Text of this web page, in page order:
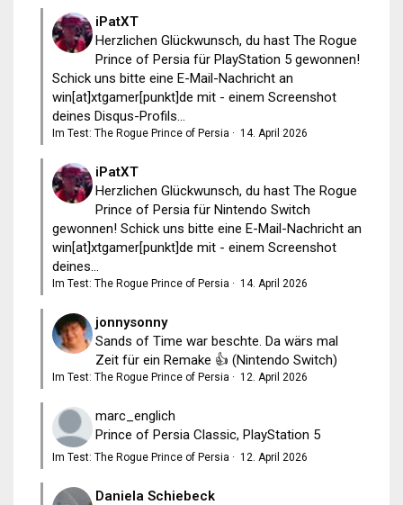
iPatXT
Herzlichen Glückwunsch, du hast The Rogue
Prince of Persia für PlayStation 5 gewonnen!
Schick uns bitte eine E-Mail-Nachricht an
win[at]xtgamer[punkt]de mit - einem Screenshot
deines Disqus-Profils...
Im Test: The Rogue Prince of Persia · 14. April 2026
iPatXT
Herzlichen Glückwunsch, du hast The Rogue
Prince of Persia für Nintendo Switch
gewonnen! Schick uns bitte eine E-Mail-Nachricht an
win[at]xtgamer[punkt]de mit - einem Screenshot
deines...
Im Test: The Rogue Prince of Persia · 14. April 2026
jonnysonny
Sands of Time war beschte. Da wärs mal
Zeit für ein Remake 👍 (Nintendo Switch)
Im Test: The Rogue Prince of Persia · 12. April 2026
marc_englich
Prince of Persia Classic, PlayStation 5
Im Test: The Rogue Prince of Persia · 12. April 2026
Daniela Schiebeck